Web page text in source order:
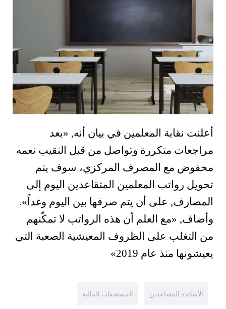
أعلنت نقابة المعلمين في بيان أنه, «بعد
مراجعات متكررة وتواصل من قبل النقيب نعمه
محفوض مع المصرف المركزي، سوف يتم
تحويل رواتب المعلمين المتقاعدين اليوم إلى
المصارف, على أن يتم صرفها بين اليوم وغداً».
وأضاف, «مع العلم أن هذه الرواتب لا تمكّنهم
من التغلب على الظروف المعيشية الصعبة التي
يعيشونها منذ عام 2019»
الأساتذة المتقاعدين المستحقات المالية